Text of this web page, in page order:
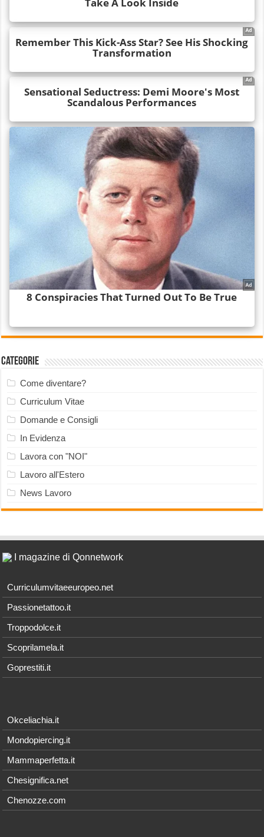
Categorie
Come diventare?
Curriculum Vitae
Domande e Consigli
In Evidenza
Lavora con "NOI"
Lavoro all'Estero
News Lavoro
I magazine di Qonnetwork
Curriculumvitaeeuropeo.net
Passionetattoo.it
Troppodolce.it
Scoprilamela.it
Goprestiti.it
Okceliachia.it
Mondopiercing.it
Mammaperfetta.it
Chesignifica.net
Chenozze.com